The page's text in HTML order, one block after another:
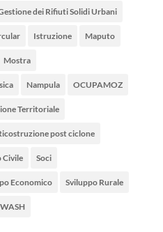
dei Rifiuti Solidi Urbani
Istruzione Maputo
Mostra
Nampula OCUPAMOZ
Territoriale
post ciclone
Civile Soci
Economico Sviluppo Rurale
WASH